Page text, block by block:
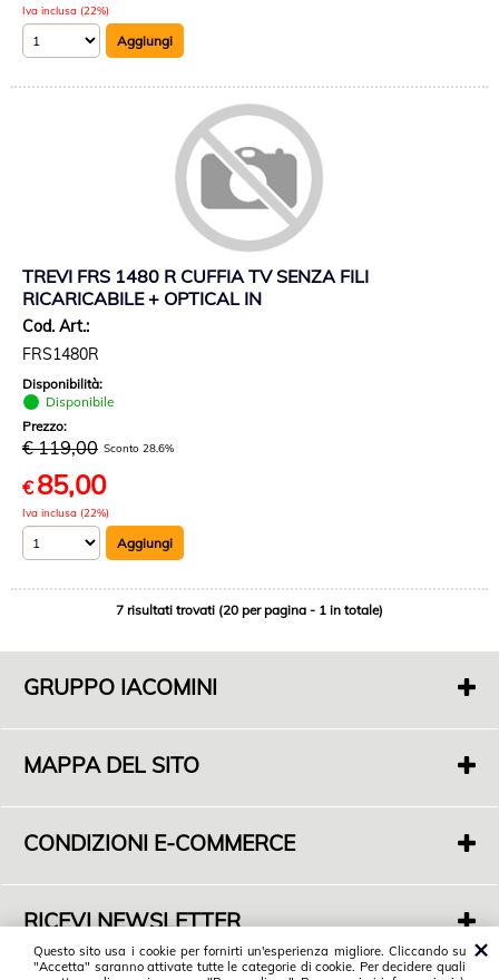
Questo sito usa i cookie per fornirti un'esperienza migliore. Cliccando su
"Accetta" saranno attivate tutte le categorie di cookie. Per decidere quali
Iva inclusa (22%)
TREVI FRS 1480 R CUFFIA TV SENZA FILI
RICARICABILE + OPTICAL IN
Cod. Art.:
FRS1480R
Disponibilità:
Disponibile
Prezzo:
€ 119,00 Sconto 28.6%
€ 85,00
Iva inclusa (22%)
7 risultati trovati (20 per pagina - 1 in totale)
GRUPPO IACOMINI
S.Legale: Via Casal dell'Abete 16
Sede Commerciale: S.P. Monterozzi Marina Snc
Angolo Via F. De Cesaris - 01016 Tarquinia (VT)
MAPPA DEL SITO
Servizi
Contatti
CONDIZIONI E-COMMERCE
Privacy Policy
Cookies Policy
RICEVI NEWSLETTER
Vuoi tenerti informato sulle nostre novità?
Iscriviti alla nostra Newsletter